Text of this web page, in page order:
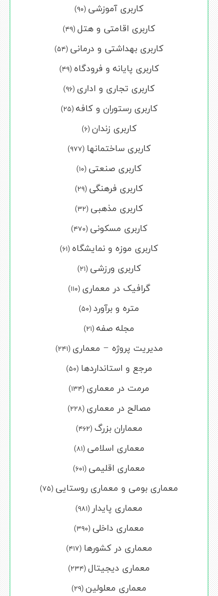
کاربری آموزشی (۹۰)
کاربری اقامتی و هتل (۴۹)
کاربری بهداشتی و درمانی (۵۴)
کاربری پایانه و فرودگاه (۴۹)
کاربری تجاری و اداری (۹۶)
کاربری رستوران و کافه (۲۵)
کاربری زندان (۶)
کاربری ساختمانها (۹۷۷)
کاربری صنعتی (۱۰)
کاربری فرهنگی (۲۹)
کاربری مذهبی (۳۲)
کاربری مسکونی (۴۷۰)
کاربری موزه و نمایشگاه (۶۱)
کاربری ورزشی (۲۱)
گرافیک در معماری (۱۱۰)
متره و برآورد (۵۰)
مجله صفه (۲۱)
مدیریت پروژه – معماری (۲۴۱)
مرجع و استانداردها (۵۰)
مرمت در معماری (۱۳۴)
مصالح در معماری (۲۲۸)
معماران بزرگ (۴۶۲)
معماری اسلامی (۸۱)
معماری اقلیمی (۶۰۱)
معماری بومی و معماری روستایی (۷۵)
معماری پایدار (۹۸۱)
معماری داخلی (۳۹۰)
معماری در کشورها (۴۱۷)
معماری دیجیتال (۲۳۴)
معماری معلولین (۲۹)